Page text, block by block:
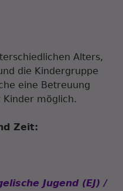
Alters,
die Kindergruppe
eine Betreuung
möglich.
Zeit:
Jugend (EJ) /